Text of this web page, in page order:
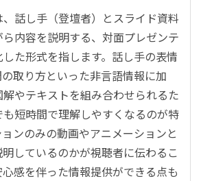
話し手（登壇者）とスライド資料
内容を説明する、対面プレゼンテ
た形式を指します。話し手の表情
取り方といった非言語情報に加
やテキストを組み合わせられるた
短時間で理解しやすくなるのが特
ンのみの動画やアニメーションと
しているのかが視聴者に伝わるこ
感を伴った情報提供ができる点も